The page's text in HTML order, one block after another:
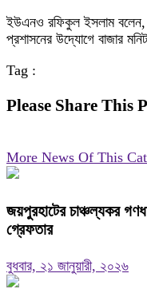
ইউএনও রফিকুল ইসলাম বলেন,
প্রশাসনের উদ্যোগে বাজার
Tag :
Please Share This
More News Of This
জয়পুরহাটের চাঞ্চল্যকর
গ্রেফতার
বুধবার, ২১ জানুয়ারী, ২০২৬